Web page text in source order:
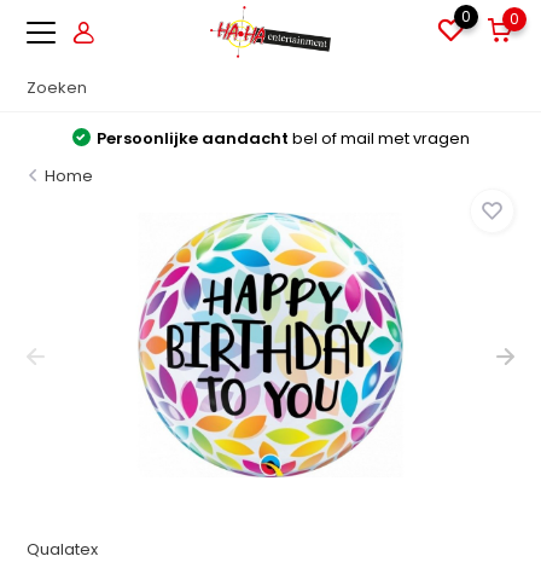
0 0
Persoonlijke aandacht bel of mail met vragen
Home
Qualatex